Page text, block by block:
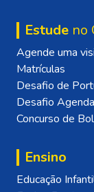
Estude no
Agende uma
Matrículas
Desafio de
Desafio
Concurso de
Ensino
Educação